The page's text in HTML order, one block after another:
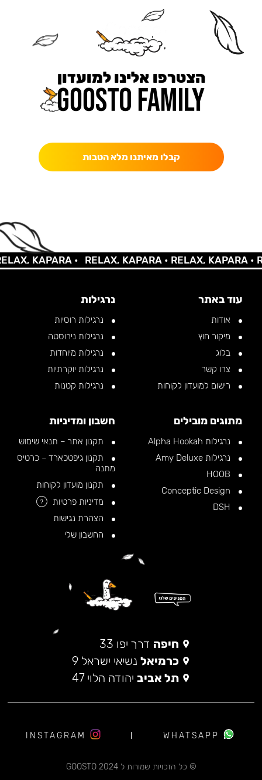
הצטרפו אלינו למועדון
קבלו מאיתנו מלא הטבות
KAPARA • RELAX, KAPARA •RELAX, KAPARA •
עוד באתר
אודות
מיקור חוץ
בלוג
צרו קשר
רישום למועדון לקוחות
נרגילות
נרגילות רוסיות
נרגילות נירוסטה
נרגילות מיוחדות
נרגילות יוקרתיות
נרגילות קטנות
מתוגים מובילים
נרגילות Alpha Hookah
נרגילות Amy Deluxe
חשבון ומדיניות
תקנון אתר – תנאי שימוש
תקנון גיפטכארד – כרטיס
מתנה
תקנון מועדון לקוחות
מדיניות פרטיות
?
הצהרת נגישות
החשבון שלי
חיפה דרך יפו 33
כרמיאל נשיאי ישראל 9
תל אביב יהודה הלוי 47
© כל הזכויות שמורות ל 2024 GOOSTO
WHATSAPP
INSTAGRAM